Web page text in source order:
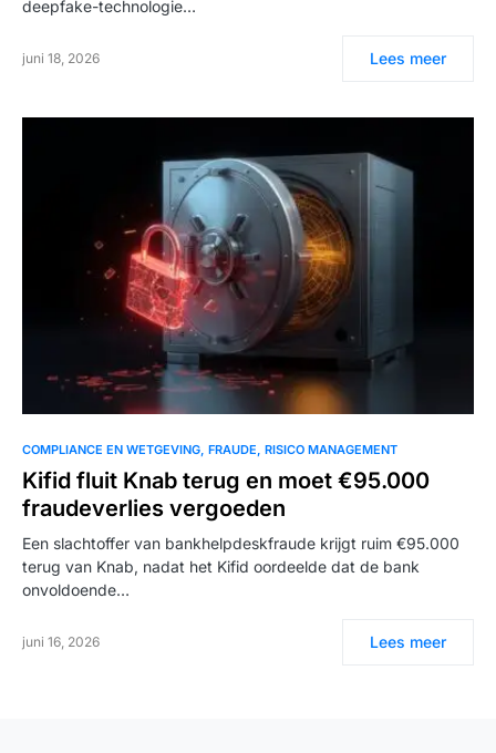
deepfake-technologie…
juni 18, 2026 Lees meer
COMPLIANCE EN WETGEVING FRAUDE RISICO MANAGEMENT
Kifid fluit Knab terug en moet €95.000
fraudeverlies vergoeden
Een slachtoffer van bankhelpdeskfraude krijgt ruim €95.000
terug van Knab, nadat het Kifid oordeelde dat de bank
onvoldoende…
juni 16, 2026 Lees meer